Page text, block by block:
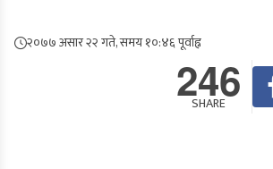
२०७७ असार २२ गते, समय १०:४६ पूर्वाह्न
246
SHARE